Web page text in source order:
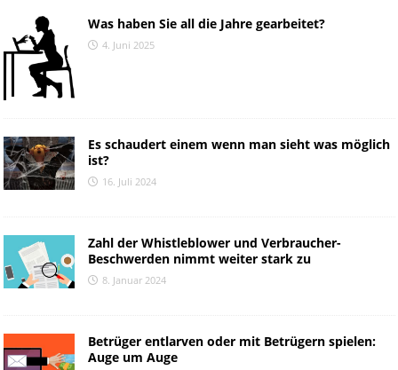
Was haben Sie all die Jahre gearbeitet?
4. Juni 2025
Es schaudert einem wenn man sieht was möglich
ist?
16. Juli 2024
Zahl der Whistleblower und Verbraucher-
Beschwerden nimmt weiter stark zu
8. Januar 2024
Betrüger entlarven oder mit Betrügern spielen:
Auge um Auge